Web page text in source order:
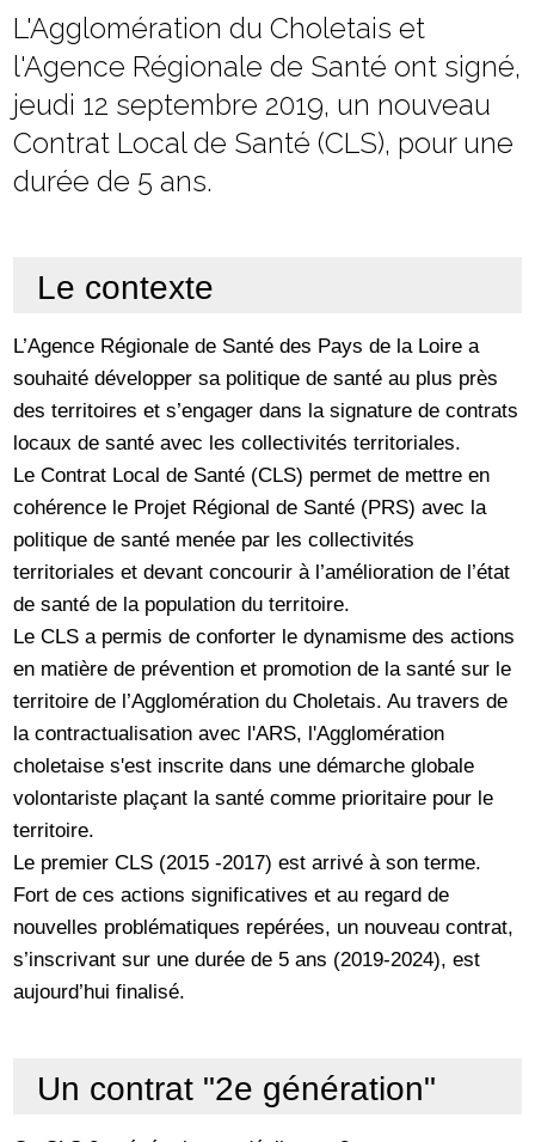
L'Agglomération du Choletais et
l'Agence Régionale de Santé ont signé,
jeudi 12 septembre 2019, un nouveau
Contrat Local de Santé (CLS), pour une
durée de 5 ans.
Le contexte
L’Agence Régionale de Santé des Pays de la Loire a
souhaité développer sa politique de santé au plus près
des territoires et s’engager dans la signature de contrats
locaux de santé avec les collectivités territoriales.
Le Contrat Local de Santé (CLS) permet de mettre en
cohérence le Projet Régional de Santé (PRS) avec la
politique de santé menée par les collectivités
territoriales et devant concourir à l’amélioration de l’état
de santé de la population du territoire.
Le CLS a permis de conforter le dynamisme des actions
en matière de prévention et promotion de la santé sur le
territoire de l’Agglomération du Choletais. Au travers de
la contractualisation avec l'ARS, l'Agglomération
choletaise s'est inscrite dans une démarche globale
volontariste plaçant la santé comme prioritaire pour le
territoire.
Le premier CLS (2015 -2017) est arrivé à son terme.
Fort de ces actions significatives et au regard de
nouvelles problématiques repérées, un nouveau contrat,
s’inscrivant sur une durée de 5 ans (2019-2024), est
aujourd’hui finalisé.
Un contrat "2e génération"